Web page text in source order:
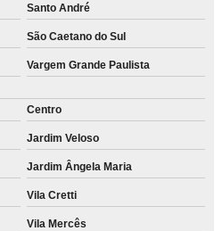
Santo André
São Caetano do Sul
Vargem Grande Paulista
Centro
Jardim Veloso
Jardim Ângela Maria
Vila Cretti
Vila Mercês